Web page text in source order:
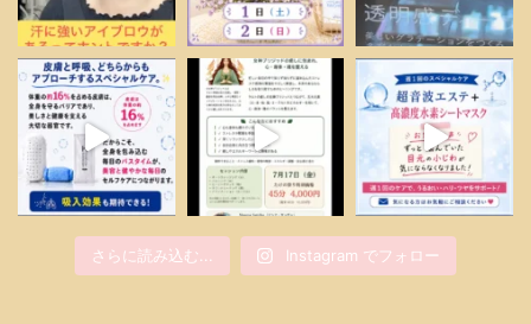
さらに読み込む... Instagram でフォロー